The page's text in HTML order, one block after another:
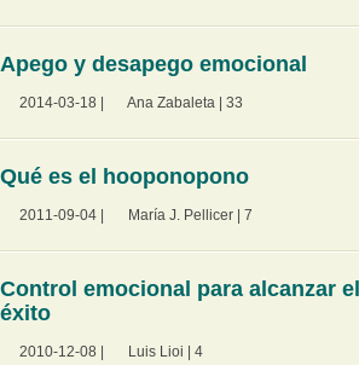
Apego y desapego emocional
2014-03-18 Ana Zabaleta 33
Qué es el hooponopono
2011-09-04 María J. Pellicer 7
Control emocional para alcanzar el
éxito
2010-12-08 Luis Lioi 4